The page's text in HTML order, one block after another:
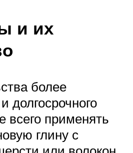
и их
более
долгосрочного
всего применять
глину с